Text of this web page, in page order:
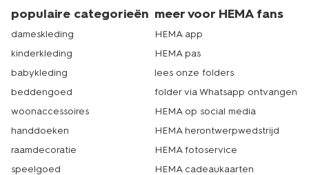
populaire categorieën
dameskleding
kinderkleding
babykleding
beddengoed
woonaccessoires
handdoeken
raamdecoratie
speelgoed
meer voor HEMA fans
HEMA app
HEMA pas
lees onze folders
folder via Whatsapp ontvangen
HEMA op social media
HEMA herontwerpwedstrijd
HEMA fotoservice
HEMA cadeaukaarten